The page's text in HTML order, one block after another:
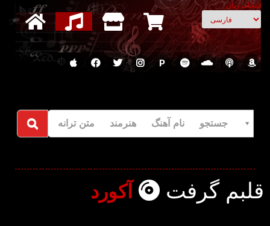
انتخاب زبان
P
جستجو نام آهنگ هنرمند متن ترانه
قلبم گرفت آکورد